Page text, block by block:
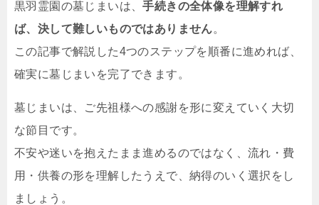
黒羽霊園の墓じまいは、手続きの全体像を理解すれ
ば、決して難しいものではありません。
この記事で解説した4つのステップを順番に進めれば、
確実に墓じまいを完了できます。
墓じまいは、ご先祖様への感謝を形に変えていく大切
な節目です。
不安や迷いを抱えたまま進めるのではなく、流れ・費
用・供養の形を理解したうえで、納得のいく選択をし
ましょう。